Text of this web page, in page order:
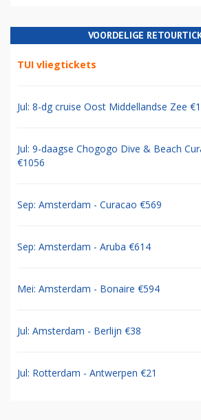
VOORDELIGE
TUI vliegtickets
Jul: 8-dg cruise Oost Middellandse Zee
Jul: 9-daagse Chogogo Dive & Beach
€1056
Sep: Amsterdam - Curacao €569
Sep: Amsterdam - Aruba €614
Mei: Amsterdam - Bonaire €594
Jul: Amsterdam - Berlijn €38
Jul: Rotterdam - Antwerpen €21